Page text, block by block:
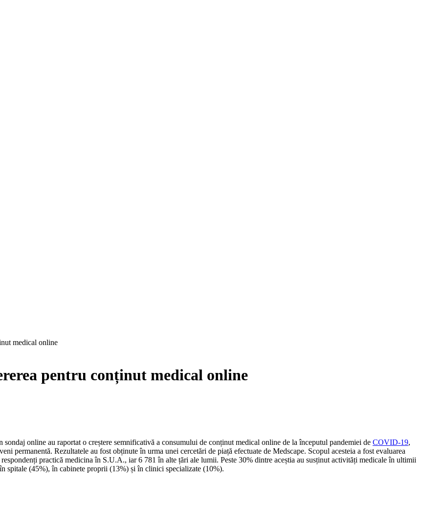
medical online
pentru conținut medical online
online au raportat o creștere semnificativă a consumului de conținut medical online de la începutul pandemiei de COVID-19,
permanentă. Rezultatele au fost obținute în urma unei cercetări de piață efectuate de Medscape. Scopul acesteia a fost evaluarea
practică medicina în S.U.A., iar 6 781 în alte țări ale lumii. Peste 30% dintre aceștia au susținut activități medicale în ultimii
spitale (45%), în cabinete proprii (13%) și în clinici specializate (10%).